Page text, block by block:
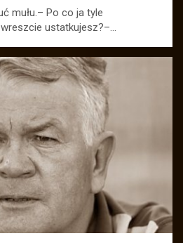
mułu.– Po co ja tyle
ustatkujesz?–…